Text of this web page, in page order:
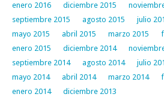
enero 2016
diciembre 2015
septiembre 2015
agosto 2015 julio
mayo 2015
abril 2015 marzo 2015
enero 2015
diciembre 2014
septiembre 2014
agosto 2014 julio
mayo 2014
abril 2014 marzo 2014
enero 2014
diciembre 2013